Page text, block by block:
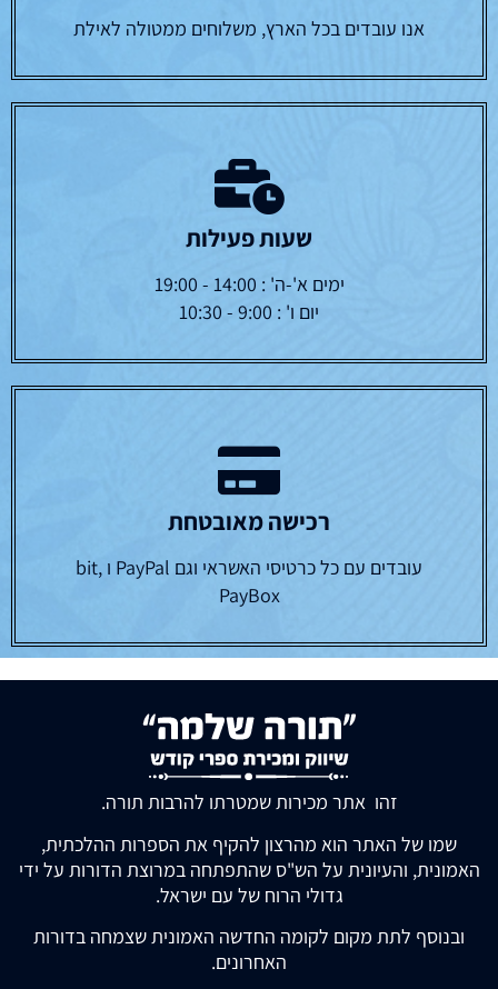
אנו עובדים בכל הארץ, משלוחים ממטולה לאילת
שעות פעילות
ימים א'-ה' : 14:00 - 19:00
יום ו' : 9:00 - 10:30
רכישה מאובטחת
עובדים עם כל כרטיסי האשראי וגם PayPal ו bit,
PayBox
זהו אתר מכירות שמטרתו להרבות תורה.
שמו של האתר הוא מהרצון להקיף את הספרות ההלכתית,
האמונית, והעיונית על הש"ס שהתפתחה במרוצת הדורות על ידי
גדולי הרוח של עם ישראל.
ובנוסף לתת מקום לקומה החדשה האמונית שצמחה בדורות
האחרונים.